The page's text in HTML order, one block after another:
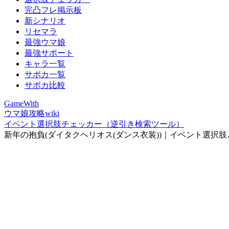
完凸フレ掲示板
新シナリオ
リセマラ
最強ウマ娘
最強サポート
キャラ一覧
サポカ一覧
サポカ比較
GameWith
ウマ娘攻略wiki
イベント選択肢チェッカー（逆引き検索ツール）
新年の抱負(ダイタクヘリオス(ダンス衣装))｜イベント選択肢